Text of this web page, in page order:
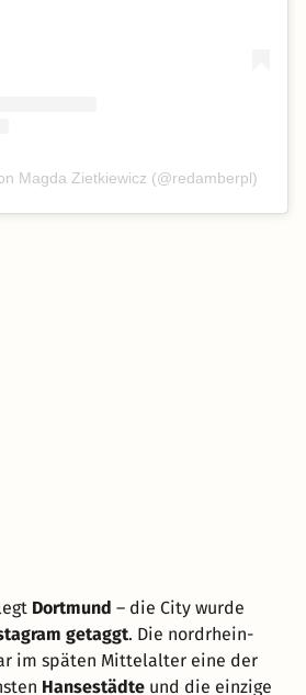
Magda Zietkiewicz (@redamberpl)
Dortmund – die City wurde
getaggt. Die nordrhein-
im späten Mittelalter eine der
Hansestädte und die einzige